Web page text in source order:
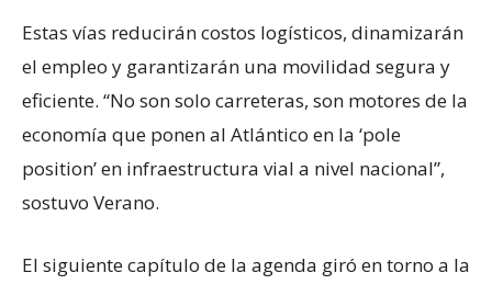
Estas vías reducirán costos logísticos, dinamizarán
el empleo y garantizarán una movilidad segura y
eficiente. “No son solo carreteras, son motores de la
economía que ponen al Atlántico en la ‘pole
position’ en infraestructura vial a nivel nacional”,
sostuvo Verano.
El siguiente capítulo de la agenda giró en torno a la